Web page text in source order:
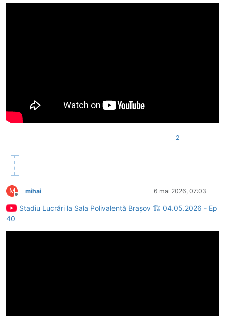
2
M
Deconectat
mihai 6 mai 2026, 07:03
Stadiu Lucrări la Sala Polivalentă Brașov 🏗 04.05.2026 - Ep
40